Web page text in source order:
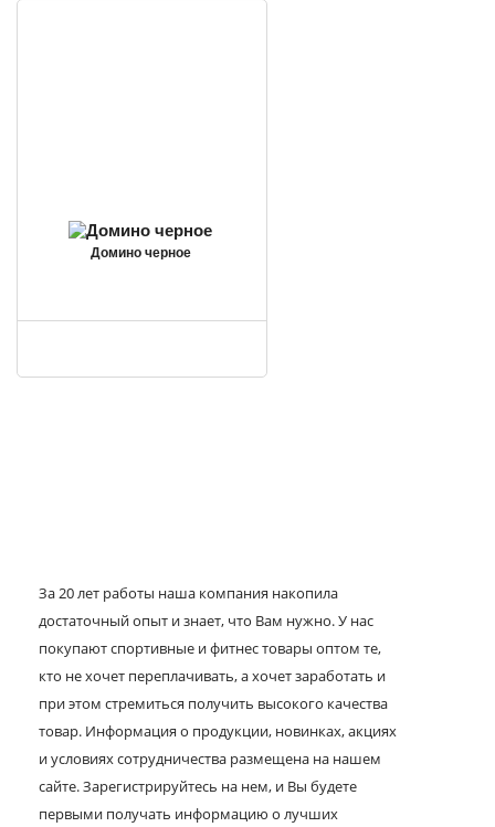
Домино черное
За 20 лет работы наша компания накопила
достаточный опыт и знает, что Вам нужно. У нас
покупают спортивные и фитнес товары оптом те,
кто не хочет переплачивать, а хочет заработать и
при этом стремиться получить высокого качества
товар. Информация о продукции, новинках, акциях
и условиях сотрудничества размещена на нашем
сайте. Зарегистрируйтесь на нем, и Вы будете
первыми получать информацию о лучших